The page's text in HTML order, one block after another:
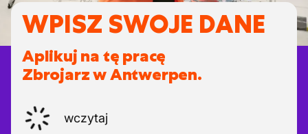
WPISZ SWOJE DANE
Aplikuj na tę pracę
Zbrojarz w Antwerpen.
wczytaj